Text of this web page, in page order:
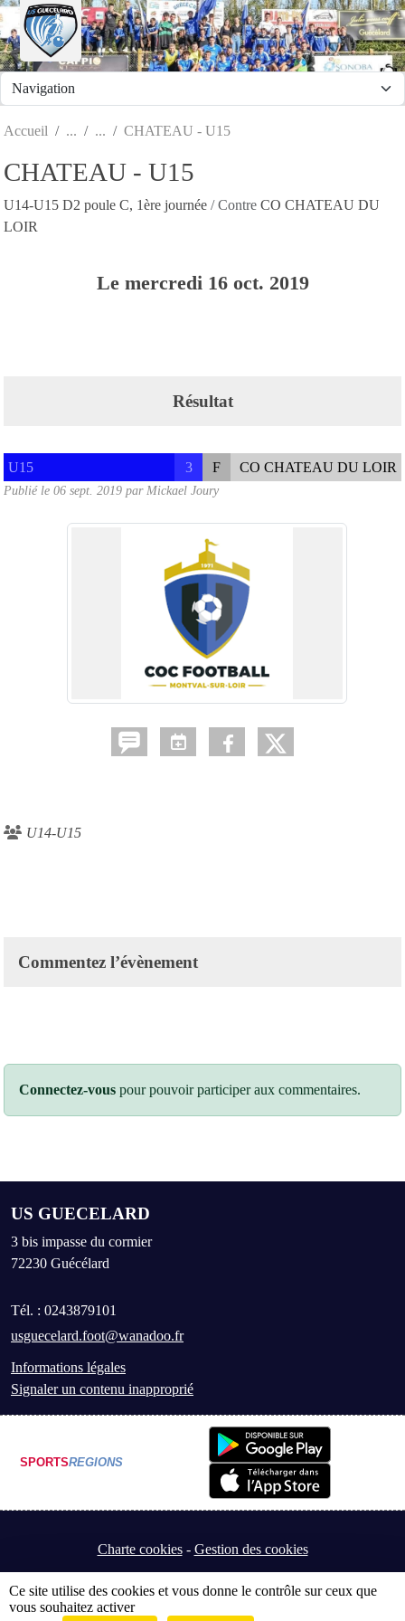
Accueil CHATEAU - U15
CHATEAU - U15
U14-U15 D2 poule C, 1ère journée / Contre CO CHATEAU DU
LOIR
Le mercredi 16 oct. 2019
Résultat
U15 3 F CO CHATEAU DU LOIR
Publié le 06 sept. 2019 par Mickael Joury
U14-U15
Commentez l’évènement
Connectez-vous pour pouvoir participer aux commentaires.
US GUECELARD
3 bis impasse du cormier
72230 Guécélard
Tél. : 0243879101
usguecelard.foot@wanadoo.fr
Informations légales
Signaler un contenu inapproprié
SPORTSREGIONS
Charte cookies Gestion des cookies
Panneau de gestion des cookies
Ce site utilise des cookies et vous donne le contrôle sur ceux que
vous souhaitez activer